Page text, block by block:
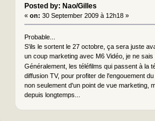
Posted by: Nao/Gilles
« on: 30 September 2009 à 12h18 »
Probable...
S'ils le sortent le 27 octobre, ça sera juste
un coup marketing avec M6 Vidéo, je ne
Généralement, les téléfilms qui passent à la
diffusion TV, pour profiter de l'engouement
non seulement d'un point de vue marketing,
depuis longtemps...